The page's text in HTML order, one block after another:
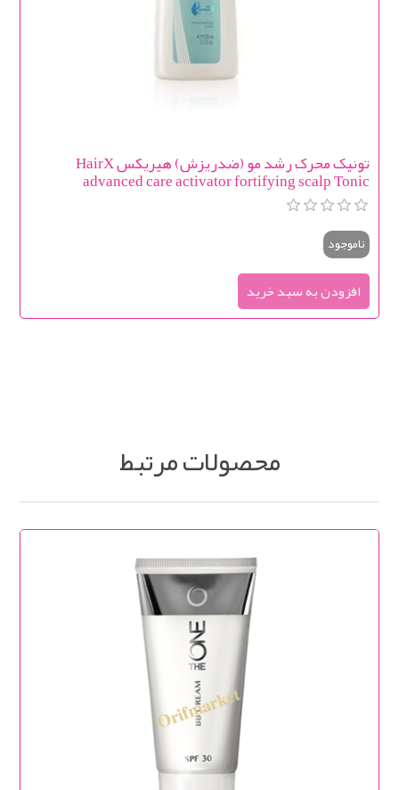
تونیک محرک رشد مو (ضدریزش) هیریکس HairX
advanced care activator fortifying scalp Tonic
ناموجود
محصولات مرتبط